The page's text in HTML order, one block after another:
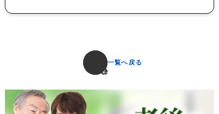
一覧へ戻る